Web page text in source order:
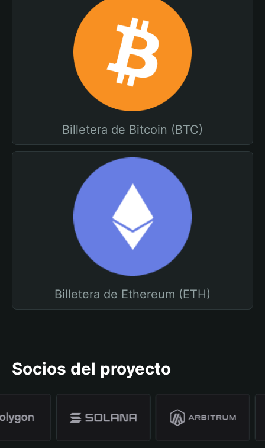
Billetera de Bitcoin (BTC)
Billetera de Ethereum (ETH)
Socios del proyecto